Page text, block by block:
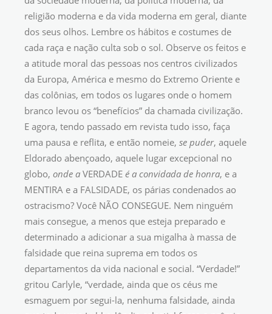
religião moderna e da vida moderna em geral, diante
dos seus olhos. Lembre os hábitos e costumes de
cada raça e nação culta sob o sol. Observe os feitos e
a atitude moral das pessoas nos centros civilizados
da Europa, América e mesmo do Extremo Oriente e
das colônias, em todos os lugares onde o homem
branco levou os “benefícios” da chamada civilização.
E agora, tendo passado em revista tudo isso, faça
uma pausa e reflita, e então nomeie, se puder, aquele
Eldorado abençoado, aquele lugar excepcional no
globo, onde a VERDADE é a convidada de honra, e a
MENTIRA e a FALSIDADE, os párias condenados ao
ostracismo? Você NÃO CONSEGUE. Nem ninguém
mais consegue, a menos que esteja preparado e
determinado a adicionar a sua migalha à massa de
falsidade que reina suprema em todos os
departamentos da vida nacional e social. “Verdade!”
gritou Carlyle, “verdade, ainda que os céus me
esmaguem por segui-la, nenhuma falsidade, ainda